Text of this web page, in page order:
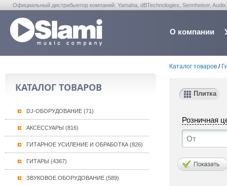
Официальный дистрибьютор компаний: Yamaha, dBTechnologies, Sennheiser,
О компании
КАТАЛОГ ТОВАРОВ
DJ-ОБОРУДОВАНИЕ (71)
АКСЕССУАРЫ (816)
ГИТАРНОЕ УСИЛЕНИЕ И ОБРАБОТКА (826)
ГИТАРЫ (4367)
ЗВУКОВОЕ ОБОРУДОВАНИЕ (589)
Каталог товаров/
Плитка
Розничная